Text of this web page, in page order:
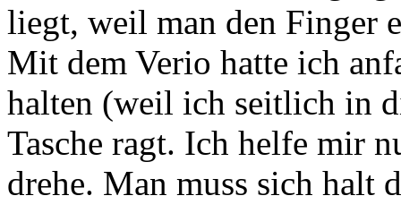
liegt, weil man den Finger
Mit dem Verio hatte ich
halten (weil ich seitlich in
Tasche ragt. Ich helfe mir
drehe. Man muss sich halt